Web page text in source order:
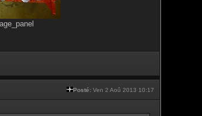
Posté: Ven 2 Aoû 2013 10:17